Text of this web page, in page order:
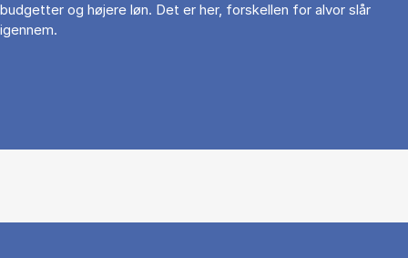
budgetter og højere løn. Det er her, forskellen for alvor slår
igennem.